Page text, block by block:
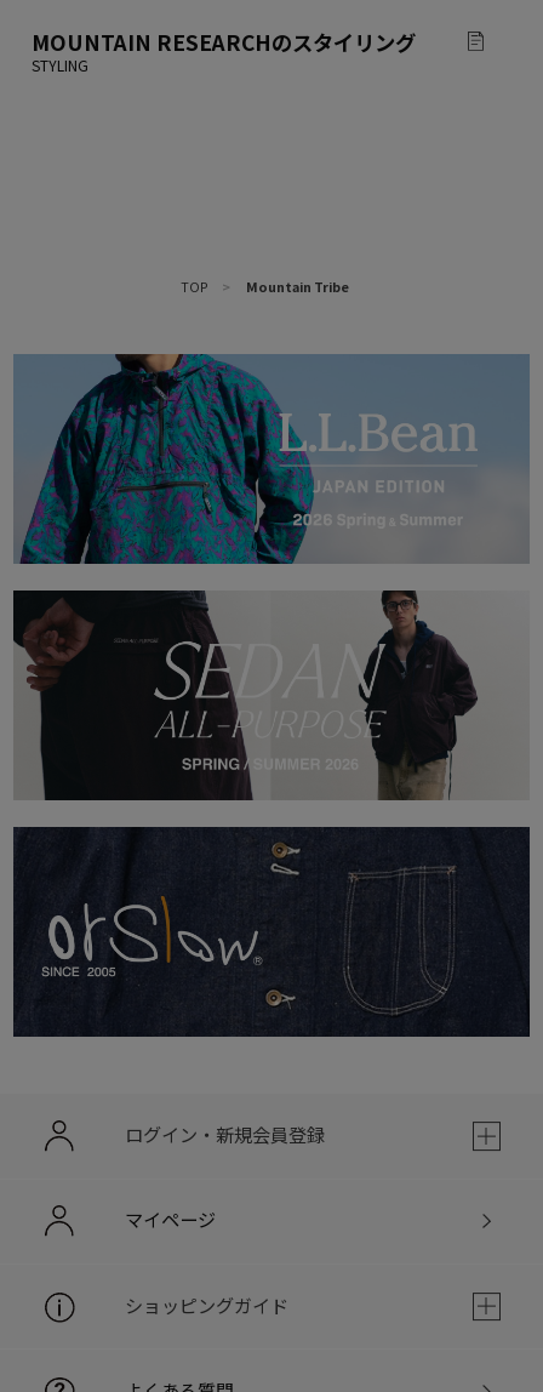
MOUNTAIN RESEARCHのスタイリング
TOP > Mountain Tribe
ログイン・新規会員登録
マイページ
ショッピングガイド